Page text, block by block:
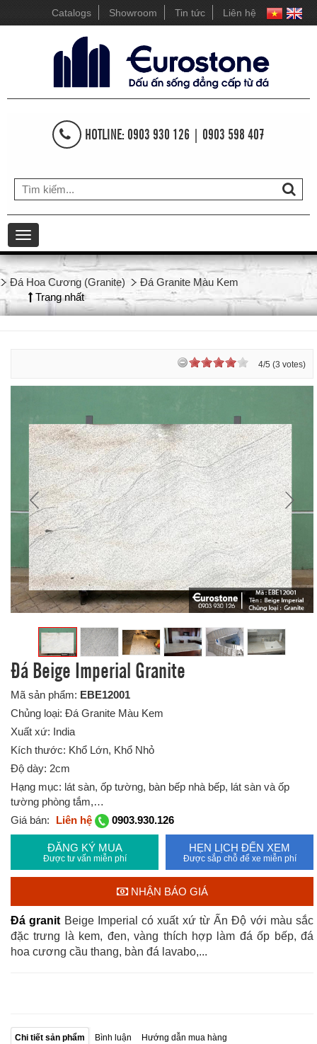
Catalogs Showroom Tin tức Liên hệ
HOTLINE: 0903 930 126 | 0903 598 407
Toggle
navigation
Đá Hoa Cương (Granite)
Đá Granite Màu Kem
Trang nhất
4/5 (3 votes)
Đá Beige Imperial Granite
Mã sản phẩm: EBE12001
Chủng loại: Đá Granite Màu Kem
Xuất xứ: India
Kích thước: Khổ Lớn, Khổ Nhỏ
Độ dày: 2cm
Hạng mục: lát sàn, ốp tường, bàn bếp nhà bếp, lát sàn và ốp
tường phòng tắm,…
Giá bán:
Liên hệ 0903.930.126
ĐĂNG KÝ MUA
Được tư vấn miễn phí
HẸN LỊCH ĐẾN XEM
Được sắp chỗ để xe miễn phí
NHẬN BÁO GIÁ
Đá granit Beige Imperial có xuất xứ từ Ấn Độ với màu sắc
đặc trưng là kem, đen, vàng thích hợp làm đá ốp bếp, đá
hoa cương cầu thang, bàn đá lavabo,...
Chi tiết sản phẩm Bình luận Hướng dẫn mua hàng